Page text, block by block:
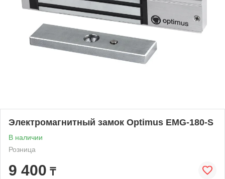
Электромагнитный замок Optimus EМG-180-S
В наличии
Розница
9 400 ₸